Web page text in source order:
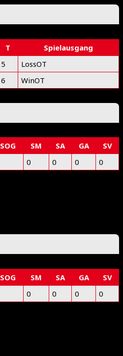
T
Spielausgang
5
LossOT
6 WinOT
SOG SM SA GA
SV
0 0 0 0
SOG SM SA GA
SV
0 0 0 0